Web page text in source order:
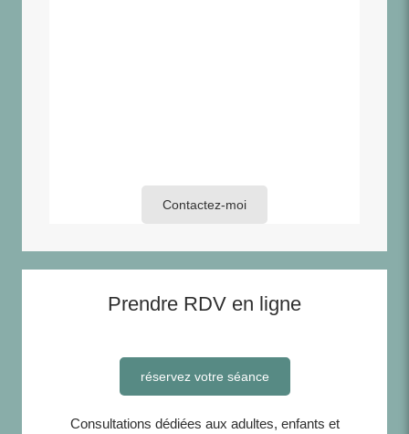
Contactez-moi
Prendre RDV en ligne
réservez votre séance
Consultations dédiées aux adultes, enfants et